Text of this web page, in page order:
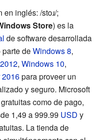
en inglés: /stoɹ/;
Store) es la
de software desarrollada
parte deWindows 8,
, Windows 10,
para proveer un
y seguro. Microsoft
como de pago,
1,49 a 999.99 USD y
La tienda de